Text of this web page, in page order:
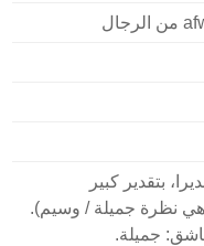
بتقدير كبير
هي نظرة جميلة / وسيم).
جميلة.